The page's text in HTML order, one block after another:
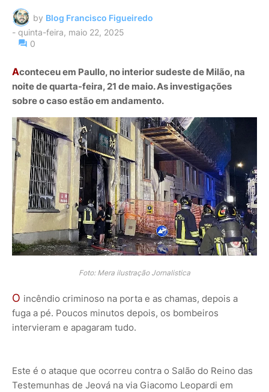
by Blog Francisco Figueiredo
- quinta-feira, maio 22, 2025
0
Aconteceu em Paullo, no interior sudeste de Milão, na
noite de quarta-feira, 21 de maio. As investigações
sobre o caso estão em andamento.
Foto: Mera ilustração Jornalistica
O incêndio criminoso na porta e as chamas, depois a
fuga a pé. Poucos minutos depois, os bombeiros
intervieram e apagaram tudo.
Este é o ataque que ocorreu contra o Salão do Reino das
Testemunhas de Jeová na via Giacomo Leopardi em